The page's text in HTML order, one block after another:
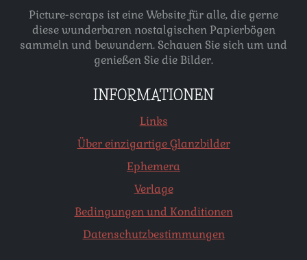
Picture-scraps ist eine Website für alle, die gerne
diese wunderbaren nostalgischen Papierbögen
sammeln und bewundern. Schauen Sie sich um und
genießen Sie die Bilder.
INFORMATIONEN
Links
Über einzigartige Glanzbilder
Ephemera
Verlage
Bedingungen und Konditionen
Datenschutzbestimmungen